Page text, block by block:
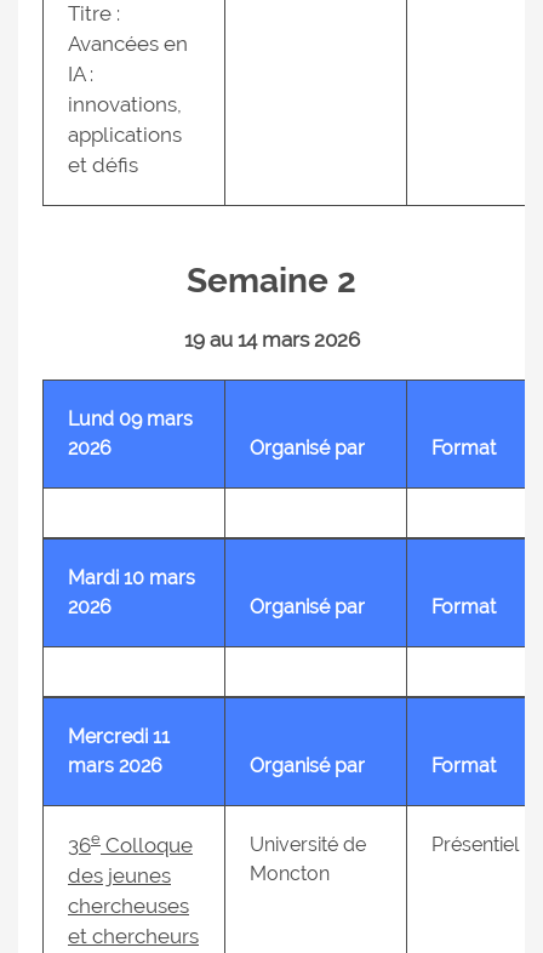
Titre :
Avancées en
IA :
innovations,
applications
et défis
Semaine 2
19 au 14 mars 2026
Lund 09 mars
2026
Organisé par Format
Mardi 10 mars
2026
Organisé par Format
Mercredi 11
mars 2026
Organisé par Format
36e Colloque
des jeunes
chercheuses
et chercheurs
Université de
Moncton
Présentiel